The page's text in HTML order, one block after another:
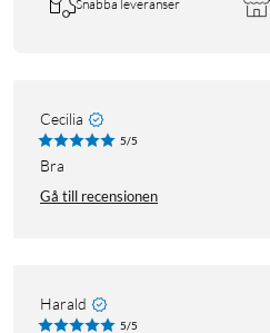
Snabba leveranser
Cecilia
5/5
Bra
Gå till recensionen
Harald
5/5